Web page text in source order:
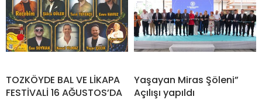
TOZKÖYDE BAL VE LİKAPA
FESTİVALİ 16 AĞUSTOS’DA
Yaşayan Miras Şöleni”
Açılışı yapıldı